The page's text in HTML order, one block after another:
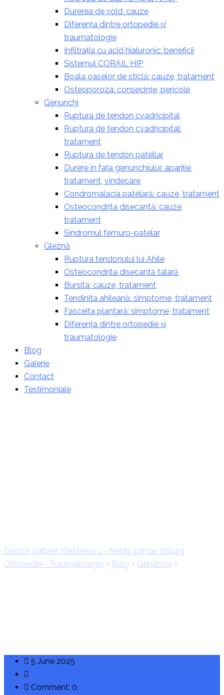
Durerea de șold: cauze
Diferența dintre ortopedie și
traumatologie
Infiltrația cu acid hialuronic: beneficii
Sistemul CORAIL HIP
Boala oaselor de sticlă: cauze, tratament
Osteoporoza: consecințe, pericole
Genunchi
Ruptura de tendon cvadricipital
Ruptura de tendon cvadricipital:
tratament
Ruptura de tendon patellar
Durere în fața genunchiului: apariție,
tratament, vindecare
Condromalacia patelară: cauze, tratament
Osteocondrita disecantă: cauze,
tratament
Sindromul femuro-patelar
Gleznă
Ruptura tendonului lui Ahile
Osteocondrita disecantă talară
Bursita: cauze, tratament
Tendinita ahileană: simptome, tratament
Fasceita plantară: simptome, tratament
Diferența dintre ortopedie și
traumatologie
Blog
Galerie
Contact
Testimoniale
Doctor Gabriel Ștefănescu - Medic primar chirurg
Ortopedie - Traumatologie > Blog > Genunchi >
5 June 2025
Comment: 0